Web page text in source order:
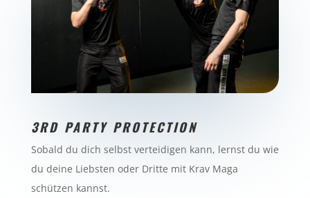
3RD PARTY PROTECTION
Sobald du dich selbst verteidigen kann, lernst du wie
du deine Liebsten oder Dritte mit Krav Maga
schützen kannst.